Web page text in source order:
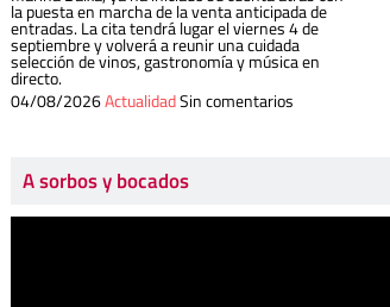
la puesta en marcha de la venta anticipada de
entradas. La cita tendrá lugar el viernes 4 de
septiembre y volverá a reunir una cuidada
selección de vinos, gastronomía y música en
directo.
04/08/2026ActualidadSin comentarios
A sorbos y bocados